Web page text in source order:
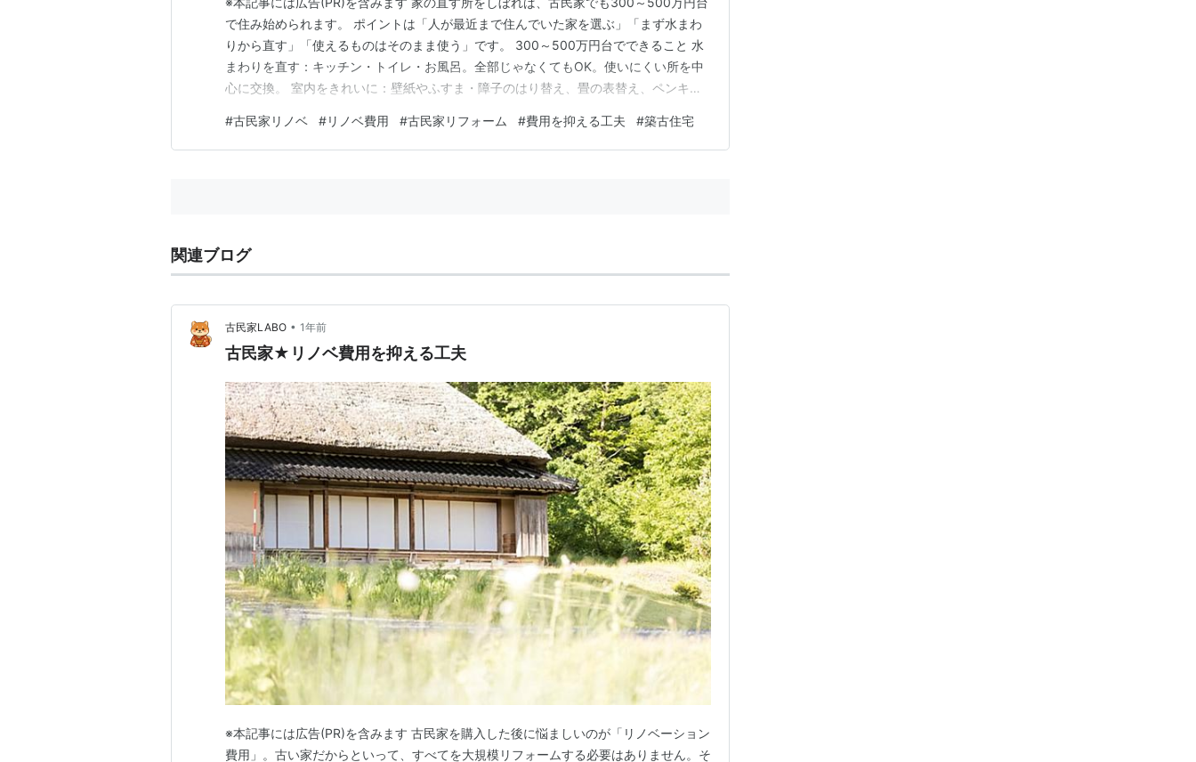
で住み始められます。 ポイントは「人が最近まで住んでいた家を選ぶ」「まず水まわ
りから直す」「使えるものはそのまま使う」です。 300～500万円台でできること 水
まわりを直す：キッチン・トイレ・お風呂。全部じゃなくてもOK。使いにくい所を中
心に交換。 室内をきれいに：壁紙やふすま・障子のはり替え、畳の表替え、ペンキぬ
交換。 寒さ・暑さ対策の入り口：すきまテープや内窓で、すきま風を少なくする。 リ
ノベ費用を減らす5つのコツ 物件選び…
#古民家リノベ #リノベ費用 #古民家リフォーム #費用を抑える工夫 #築古住宅
関連ブログ
古民家LABO • 1年前
古民家★リノベ費用を抑える工夫
※本記事には広告(PR)を含みます 古民家を購入した後に悩ましいのが「リノベーション
費用」。古い家だからといって、すべてを大規模リフォームする必要はありません。そ